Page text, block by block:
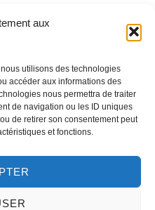
aux
utilisons des technologies
accéder aux informations des
nous permettra de traiter
de navigation ou les ID uniques
de retirer son consentement peut
et fonctions.
loire.com